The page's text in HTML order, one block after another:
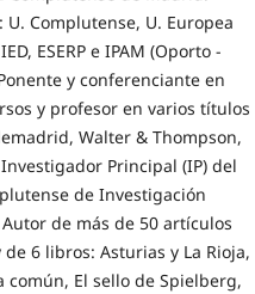
U. Complutense, U. Europea
ESERP e IPAM (Oporto -
y conferenciante en
y profesor en varios títulos
Walter & Thompson,
Principal (IP) del
de Investigación
Autor de más de 50 artículos
6 libros: Asturias y La Rioja,
común, El sello de Spielberg,